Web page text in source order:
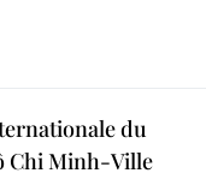
du
Chi Minh-Ville